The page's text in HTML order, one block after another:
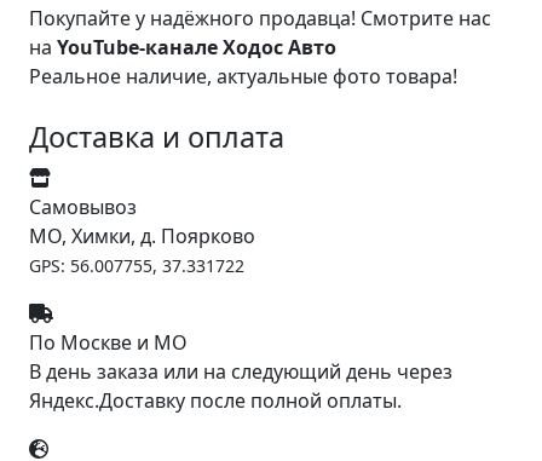
Покупайте у надёжного продавца! Смотрите нас
на YouTube-канале Ходос Авто
Реальное наличие, актуальные фото товара!
Доставка и оплата
Самовывоз
МО, Химки, д. Поярково
GPS: 56.007755, 37.331722
По Москве и МО
В день заказа или на следующий день через
Яндекс.Доставку после полной оплаты.